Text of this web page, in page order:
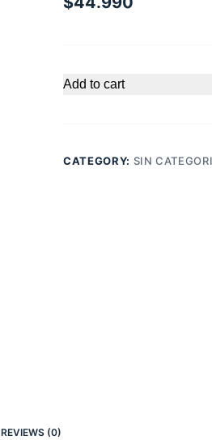
Add to cart
CATEGORY: SIN
REVIEWS (0)